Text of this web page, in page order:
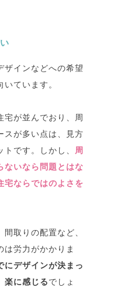
ザインなどへの希望
ています。
宅が並んでおり、周
スが多い点は、見方
です。しかし、 周
ないなら問題とはな
宅ならではのよさを
取りの配置など、
は労力がかかりま
にデザインが決まっ
楽に感じるでしょ